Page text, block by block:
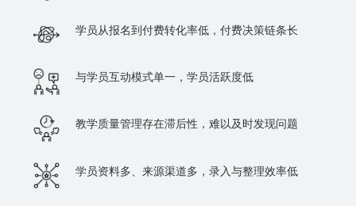
学员从报名到付费转化率低，付费决策链条长
与学员互动模式单一，学员活跃度低
教学质量管理存在滞后性，难以及时发现问题
学员资料多、来源渠道多，录入与整理效率低